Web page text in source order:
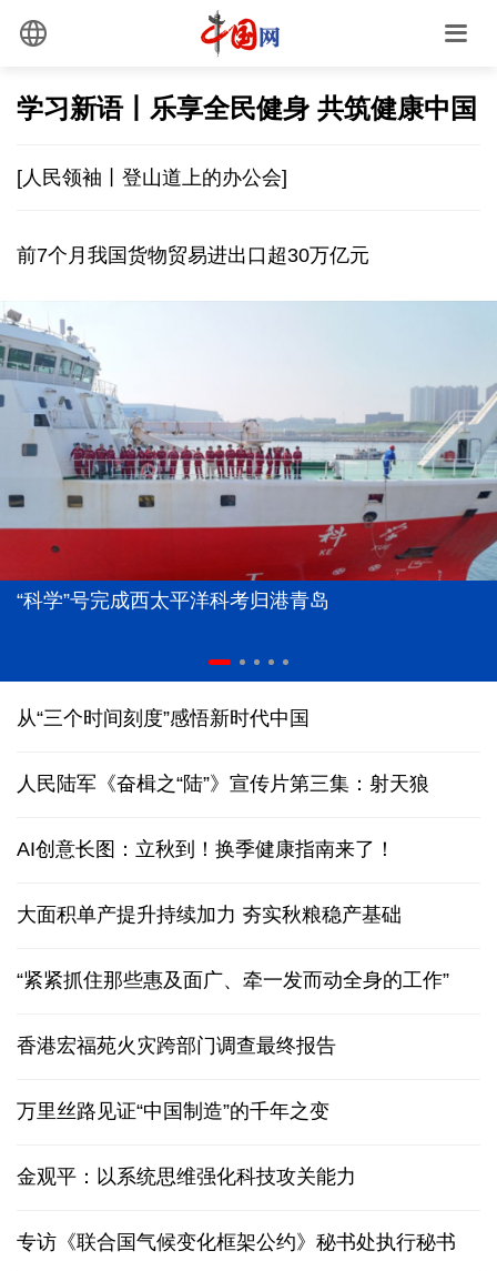
学习新语丨乐享全民健身 共筑健康中国
[人民领袖丨登山道上的办公会]
前7个月我国货物贸易进出口超30万亿元
“科学”号完成西太平洋科考归港青岛
从“三个时间刻度”感悟新时代中国
人民陆军《奋楫之“陆”》宣传片第三集：射天狼
AI创意长图：立秋到！换季健康指南来了！
大面积单产提升持续加力 夯实秋粮稳产基础
“紧紧抓住那些惠及面广、牵一发而动全身的工作”
香港宏福苑火灾跨部门调查最终报告
万里丝路见证“中国制造”的千年之变
金观平：以系统思维强化科技攻关能力
专访《联合国气候变化框架公约》秘书处执行秘书